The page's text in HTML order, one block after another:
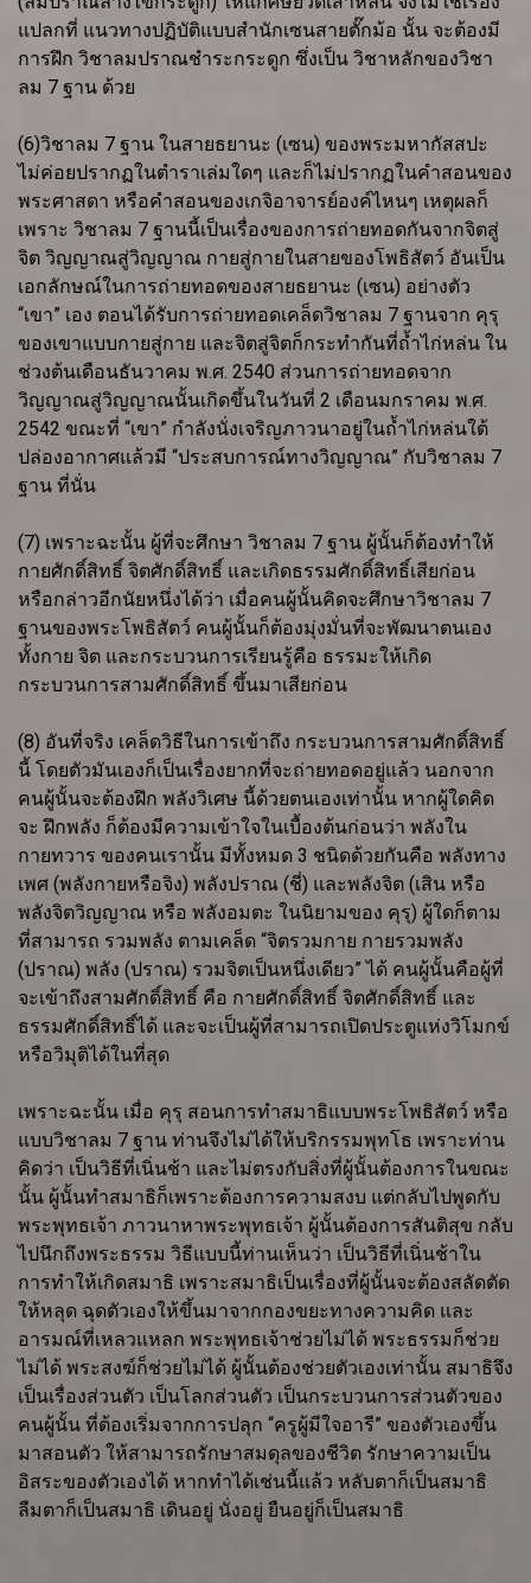
แปลกที่ แนวทางปฏิบัติแบบสำนักเซนสายตั๊กม้อ นั้น จะต้องมี
การฝึก วิชาลมปราณชำระกระดูก ซึ่งเป็น วิชาหลักของวิชา
ลม 7 ฐาน ด้วย
(6)วิชาลม 7 ฐาน ในสายธยานะ (เซน) ของพระมหากัสสปะ
ไม่ค่อยปรากฏในตำราเล่มใดๆ และก็ไม่ปรากฏในคำสอนของ
พระศาสดา หรือคำสอนของเกจิอาจารย์องค์ไหนๆ เหตุผลก็
เพราะ วิชาลม 7 ฐานนี้เป็นเรื่องของการถ่ายทอดกันจากจิตสู่
จิต วิญญาณสู่วิญญาณ กายสู่กายในสายของโพธิสัตว์ อันเป็น
เอกลักษณ์ในการถ่ายทอดของสายธยานะ (เซน) อย่างตัว
“เขา” เอง ตอนได้รับการถ่ายทอดเคล็ดวิชาลม 7 ฐานจาก คุรุ
ของเขาแบบกายสู่กาย และจิตสู่จิตก็กระทำกันที่ถ้ำไก่หล่น ใน
ช่วงต้นเดือนธันวาคม พ.ศ. 2540 ส่วนการถ่ายทอดจาก
วิญญาณสู่วิญญาณนั้นเกิดขึ้นในวันที่ 2 เดือนมกราคม พ.ศ.
2542 ขณะที่ “เขา” กำลังนั่งเจริญภาวนาอยู่ในถ้ำไก่หล่นใต้
ปล่องอากาศแล้วมี “ประสบการณ์ทางวิญญาณ” กับวิชาลม 7
ฐาน ที่นั่น
(7) เพราะฉะนั้น ผู้ที่จะศึกษา วิชาลม 7 ฐาน ผู้นั้นก็ต้องทำให้
กายศักดิ์สิทธิ์ จิตศักดิ์สิทธิ์ และเกิดธรรมศักดิ์สิทธิ์เสียก่อน
หรือกล่าวอีกนัยหนึ่งได้ว่า เมื่อคนผู้นั้นคิดจะศึกษาวิชาลม 7
ฐานของพระโพธิสัตว์ คนผู้นั้นก็ต้องมุ่งมั่นที่จะพัฒนาตนเอง
ทั้งกาย จิต และกระบวนการเรียนรู้คือ ธรรมะให้เกิด
กระบวนการสามศักดิ์สิทธิ์ ขึ้นมาเสียก่อน
(8) อันที่จริง เคล็ดวิธีในการเข้าถึง กระบวนการสามศักดิ์สิทธิ์
นี้ โดยตัวมันเองก็เป็นเรื่องยากที่จะถ่ายทอดอยู่แล้ว นอกจาก
คนผู้นั้นจะต้องฝึก พลังวิเศษ นี้ด้วยตนเองเท่านั้น หากผู้ใดคิด
จะ ฝึกพลัง ก็ต้องมีความเข้าใจในเบื้องต้นก่อนว่า พลังใน
กายทวาร ของคนเรานั้น มีทั้งหมด 3 ชนิดด้วยกันคือ พลังทาง
เพศ (พลังกายหรือจิง) พลังปราณ (ชี่) และพลังจิต (เสิน หรือ
พลังจิตวิญญาณ หรือ พลังอมตะ ในนิยามของ คุรุ) ผู้ใดก็ตาม
ที่สามารถ รวมพลัง ตามเคล็ด “จิตรวมกาย กายรวมพลัง
(ปราณ) พลัง (ปราณ) รวมจิตเป็นหนึ่งเดียว” ได้ คนผู้นั้นคือผู้ที่
จะเข้าถึงสามศักดิ์สิทธิ์ คือ กายศักดิ์สิทธิ์ จิตศักดิ์สิทธิ์ และ
ธรรมศักดิ์สิทธิ์ได้ และจะเป็นผู้ที่สามารถเปิดประตูแห่งวิโมกข์
หรือวิมุติได้ในที่สุด
เพราะฉะนั้น เมื่อ คุรุ สอนการทำสมาธิแบบพระโพธิสัตว์ หรือ
แบบวิชาลม 7 ฐาน ท่านจึงไม่ได้ให้บริกรรมพุทโธ เพราะท่าน
คิดว่า เป็นวิธีที่เนิ่นช้า และไม่ตรงกับสิ่งที่ผู้นั้นต้องการในขณะ
นั้น ผู้นั้นทำสมาธิก็เพราะต้องการความสงบ แต่กลับไปพูดกับ
พระพุทธเจ้า ภาวนาหาพระพุทธเจ้า ผู้นั้นต้องการสันติสุข กลับ
ไปนึกถึงพระธรรม วิธีแบบนี้ท่านเห็นว่า เป็นวิธีที่เนิ่นช้าใน
การทำให้เกิดสมาธิ เพราะสมาธิเป็นเรื่องที่ผู้นั้นจะต้องสลัดตัด
ให้หลุด ฉุดตัวเองให้ขึ้นมาจากกองขยะทางความคิด และ
อารมณ์ที่เหลวแหลก พระพุทธเจ้าช่วยไม่ได้ พระธรรมก็ช่วย
ไม่ได้ พระสงฆ์ก็ช่วยไม่ได้ ผู้นั้นต้องช่วยตัวเองเท่านั้น สมาธิจึง
เป็นเรื่องส่วนตัว เป็นโลกส่วนตัว เป็นกระบวนการส่วนตัวของ
คนผู้นั้น ที่ต้องเริ่มจากการปลุก “ครูผู้มีใจอารี” ของตัวเองขึ้น
มาสอนตัว ให้สามารถรักษาสมดุลของชีวิต รักษาความเป็น
อิสระของตัวเองได้ หากทำได้เช่นนี้แล้ว หลับตาก็เป็นสมาธิ
ลืมตาก็เป็นสมาธิ เดินอยู่ นั่งอยู่ ยืนอยู่ก็เป็นสมาธิ